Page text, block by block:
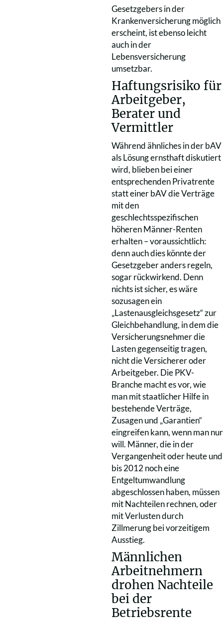
Gesetzgebers in der
Krankenversicherung möglich
erscheint, ist ebenso leicht
auch in der
Lebensversicherung
umsetzbar.
Haftungsrisiko für
Arbeitgeber,
Berater und
Vermittler
Während ähnliches in der bAV
als Lösung ernsthaft diskutiert
wird, blieben bei einer
entsprechenden Privatrente
statt einer bAV die Verträge
mit den
geschlechtsspezifischen
höheren Männer-Renten
erhalten – voraussichtlich:
denn auch dies könnte der
Gesetzgeber anders regeln,
sogar rückwirkend. Denn
nichts ist sicher, es wäre
sozusagen ein
„Lastenausgleichsgesetz“ zur
Gleichbehandlung, in dem die
Versicherungsnehmer die
Lasten gegenseitig tragen,
nicht die Versicherer oder
Arbeitgeber. Die PKV-
Branche macht es vor, wie
man mit staatlicher Hilfe in
bestehende Verträge,
Zusagen und „Garantien“
eingreifen kann, wenn man nur
will. Männer, die in der
Vergangenheit oder heute und
bis 2012 noch eine
Entgeltumwandlung
abgeschlossen haben, müssen
mit Nachteilen rechnen, oder
mit Verlusten durch
Zillmerung bei vorzeitigem
Ausstieg.
Männlichen
Arbeitnehmern
drohen Nachteile
bei der
Betriebsrente